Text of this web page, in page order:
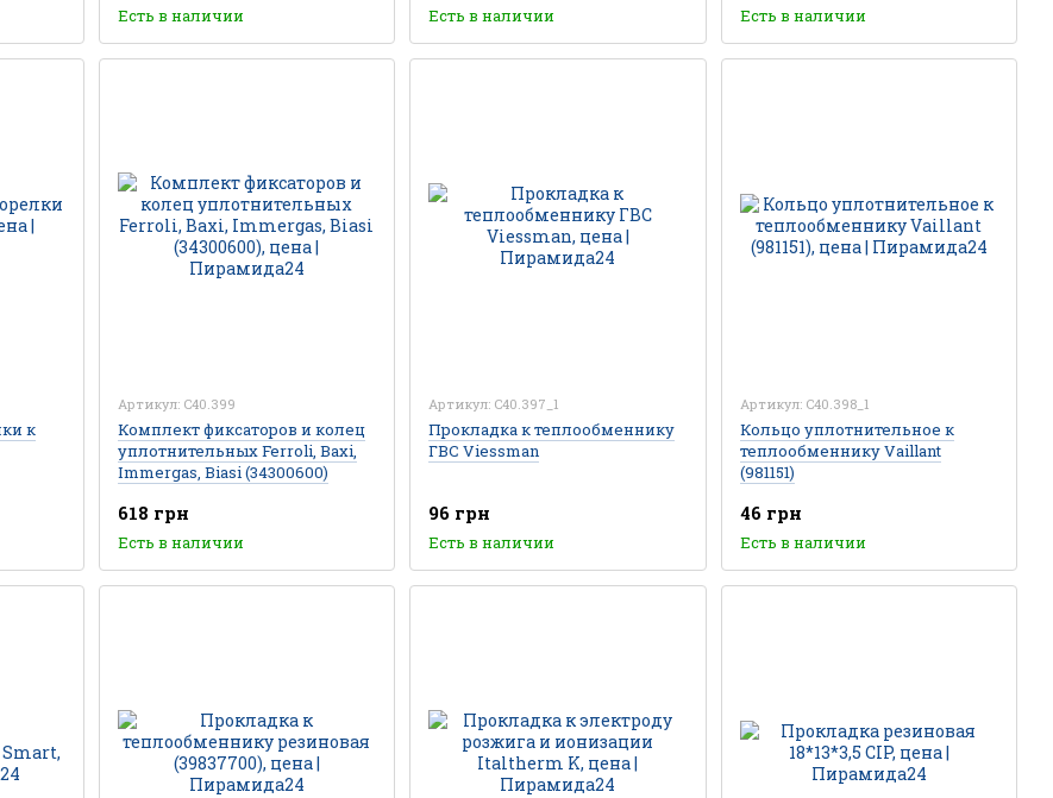
Есть в наличии Есть в наличии Есть в наличии
к
Артикул: C40.399
Комплект фиксаторов и колец
уплотнительных Ferroli, Baxi,
Immergas, Biasi (34300600)
618 грн
Есть в наличии
Артикул: C40.397_1
Прокладка к теплообменнику
ГВС Viessman
96 грн
Есть в наличии
Артикул: C40.398_1
Кольцо уплотнительное к
теплообменнику Vaillant
(981151)
46 грн
Есть в наличии